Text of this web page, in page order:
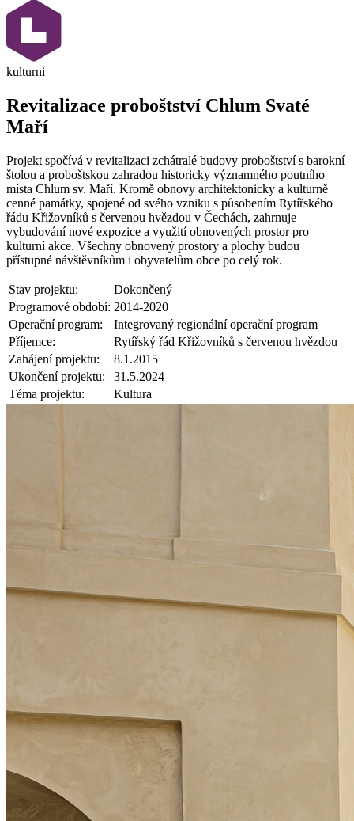
kulturni
Revitalizace proboštství Chlum Svaté
Maří
Projekt spočívá v revitalizaci zchátralé budovy proboštství s barokní
štolou a proboštskou zahradou historicky významného poutního
místa Chlum sv. Maří. Kromě obnovy architektonicky a kulturně
cenné památky, spojené od svého vzniku s působením Rytířského
řádu Křižovníků s červenou hvězdou v Čechách, zahrnuje
vybudování nové expozice a využití obnovených prostor pro
kulturní akce. Všechny obnovený prostory a plochy budou
přístupné návštěvníkům i obyvatelům obce po celý rok.
Stav projektu:
Dokončený
Programové období: 2014-2020
Operační program:
Integrovaný regionální operační program
Příjemce:
Rytířský řád Křižovníků s červenou hvězdou
Zahájení projektu:
8.1.2015
Ukončení projektu:
31.5.2024
Téma projektu:
Kultura